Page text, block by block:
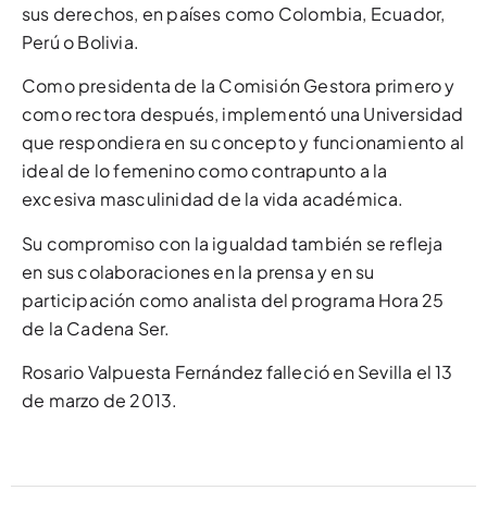
sus derechos, en países como Colombia, Ecuador,
Perú o Bolivia.
Como presidenta de la Comisión Gestora primero y
como rectora después, implementó una Universidad
que respondiera en su concepto y funcionamiento al
ideal de lo femenino como contrapunto a la
excesiva masculinidad de la vida académica.
Su compromiso con la igualdad también se refleja
en sus colaboraciones en la prensa y en su
participación como analista del programa Hora 25
de la Cadena Ser.
Rosario Valpuesta Fernández falleció en Sevilla el 13
de marzo de 2013.